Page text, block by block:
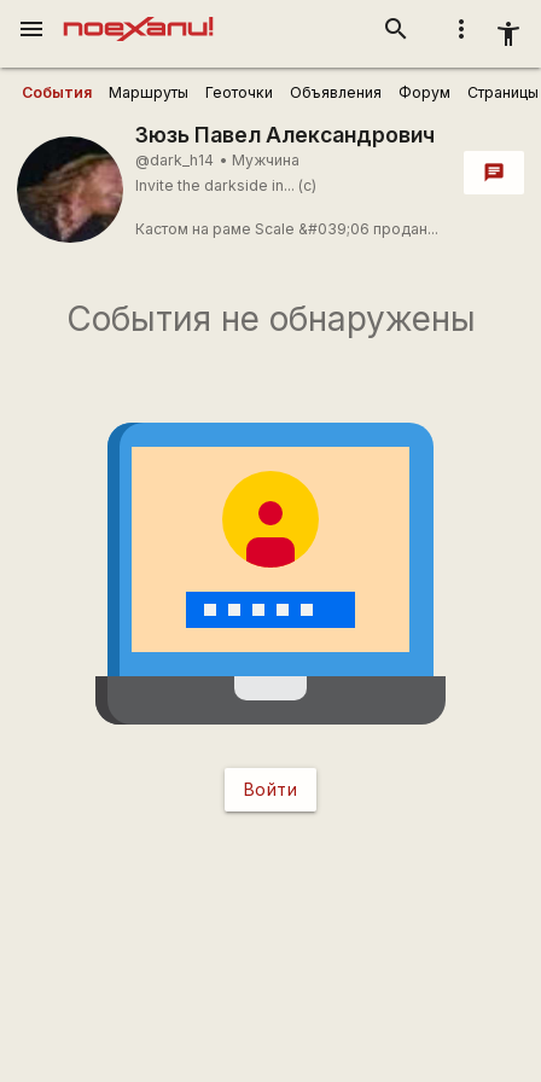
more_vert accessibility_new
search
menu
События Маршруты Геоточки Объявления Форум Страницы
Зюзь Павел Александрович
@dark_h14 • Мужчина
Invite the darkside in... (c)
Кастом на раме Scale &#039;06 продан...
chat
События не обнаружены
Войти